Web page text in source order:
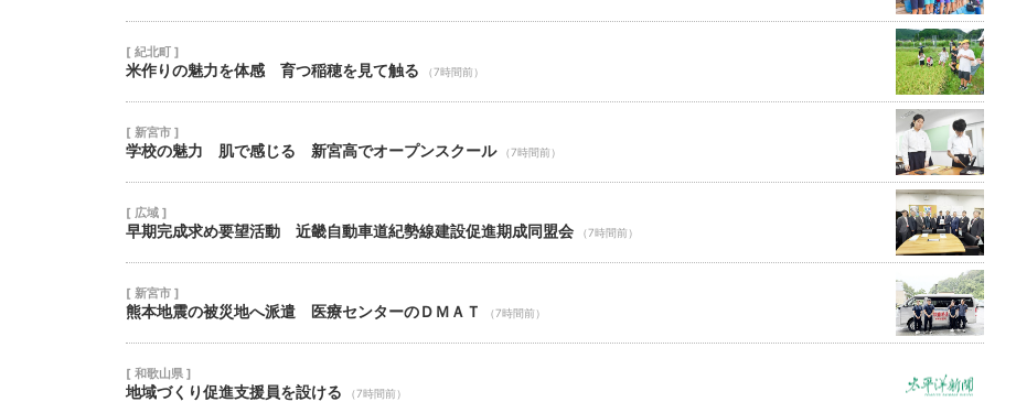
[ 紀北町 ]
米作りの魅力を体感 育つ稲穂を見て触る （7時間前）
[ 新宮市 ]
学校の魅力 肌で感じる 新宮高でオープンスクール （7時間前）
[ 広域 ]
早期完成求め要望活動 近畿自動車道紀勢線建設促進期成同盟会 （7時間前）
[ 新宮市 ]
熊本地震の被災地へ派遣 医療センターのＤＭＡＴ （7時間前）
[ 和歌山県 ]
地域づくり促進支援員を設ける （7時間前）